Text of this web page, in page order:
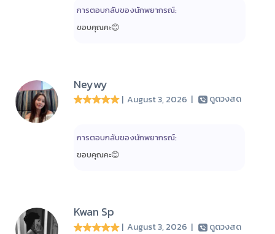
การตอบกลับของนักพยากรณ์:
ขอบคุณคะ😊
Neywy
| August 3, 2026 | ดูดวงสด
การตอบกลับของนักพยากรณ์:
ขอบคุณคะ😊
Kwan Sp
| August 3, 2026 | ดูดวงสด